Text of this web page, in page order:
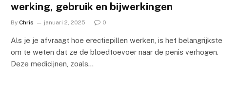
werking, gebruik en bijwerkingen
By Chris januari 2, 2025 0
Als je je afvraagt hoe erectiepillen werken, is het belangrijkste
om te weten dat ze de bloedtoevoer naar de penis verhogen.
Deze medicijnen, zoals…